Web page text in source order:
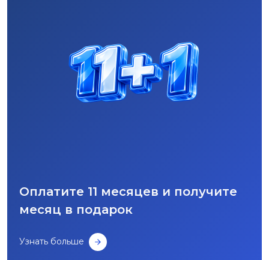
Оплатите 11 месяцев и получите
месяц в подарок
Узнать больше